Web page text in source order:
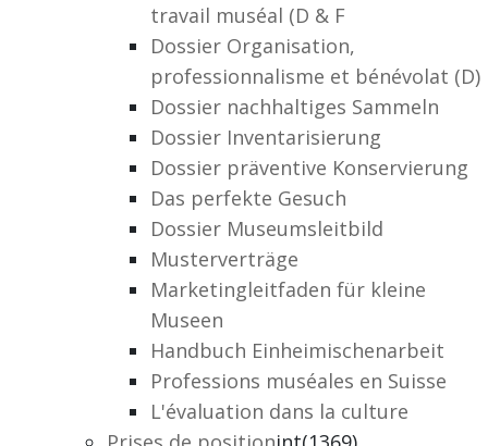
travail muséal (D & F
Dossier Organisation,
professionnalisme et bénévolat (D)
Dossier nachhaltiges Sammeln
Dossier Inventarisierung
Dossier präventive Konservierung
Das perfekte Gesuch
Dossier Museumsleitbild
Musterverträge
Marketingleitfaden für kleine
Museen
Handbuch Einheimischenarbeit
Professions muséales en Suisse
L'évaluation dans la culture